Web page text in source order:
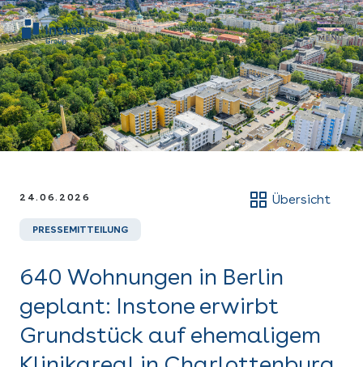
24.06.2026
PRESSEMITTEILUNG
Übersicht
640 Wohnungen in Berlin
geplant: Instone erwirbt
Grundstück auf ehemaligem